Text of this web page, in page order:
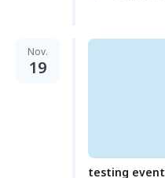
Nov.
19
testing event